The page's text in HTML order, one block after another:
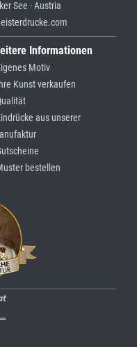
See · Austria
Informationen
Motiv
Kunst verkaufen
aus unserer
bestellen